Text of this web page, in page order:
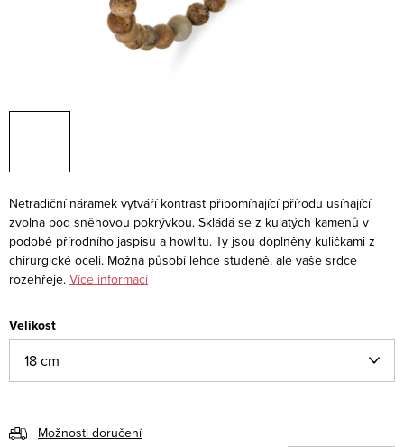
Netradiční náramek vytváří kontrast připomínající přírodu usínající
zvolna pod sněhovou pokrývkou. Skládá se z kulatých kamenů v
podobě přírodního jaspisu a howlitu. Ty jsou doplněny kuličkami z
chirurgické oceli. Možná působí lehce studeně, ale vaše srdce
rozehřeje. Více informací
Velikost
Možnosti doručení